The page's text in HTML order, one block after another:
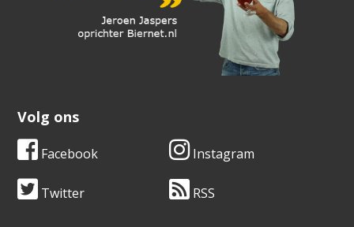
Volg ons
Facebook Instagram
Twitter RSS